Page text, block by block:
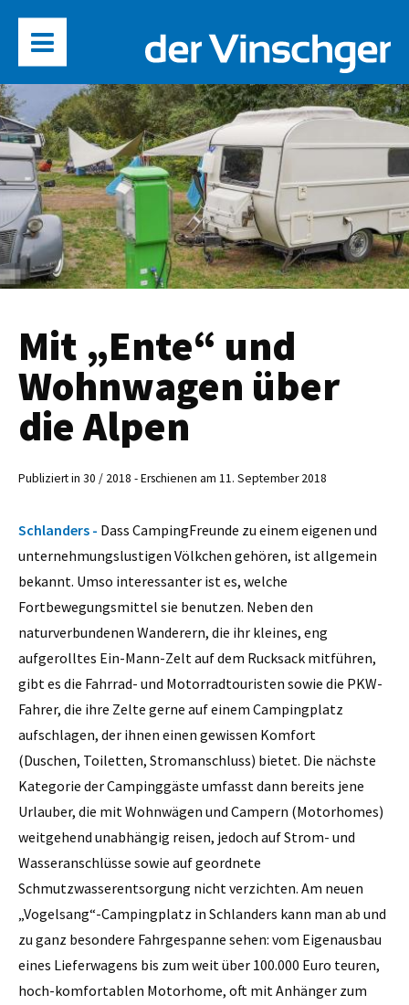
Mit „Ente“ und
Wohnwagen über
die Alpen
Publiziert in 30 / 2018 - Erschienen am 11. September 2018
Schlanders - Dass CampingFreunde zu einem eigenen und
unternehmungslustigen Völkchen gehören, ist allgemein
bekannt. Umso interessanter ist es, welche
Fortbewegungsmittel sie benutzen. Neben den
naturverbundenen Wanderern, die ihr kleines, eng
aufgerolltes Ein-Mann-Zelt auf dem Rucksack mitführen,
gibt es die Fahrrad- und Motorradtouristen sowie die PKW-
Fahrer, die ihre Zelte gerne auf einem Campingplatz
aufschlagen, der ihnen einen gewissen Komfort
(Duschen, Toiletten, Stromanschluss) bietet. Die nächste
Kategorie der Campinggäste umfasst dann bereits jene
Urlauber, die mit Wohnwägen und Campern (Motorhomes)
weitgehend unabhängig reisen, jedoch auf Strom- und
Wasseranschlüsse sowie auf geordnete
Schmutzwasserentsorgung nicht verzichten. Am neuen
„Vogelsang“-Campingplatz in Schlanders kann man ab und
zu ganz besondere Fahrgespanne sehen: vom Eigenausbau
eines Lieferwagens bis zum weit über 100.000 Euro teuren,
hoch-komfortablen Motorhome, oft mit Anhänger zum